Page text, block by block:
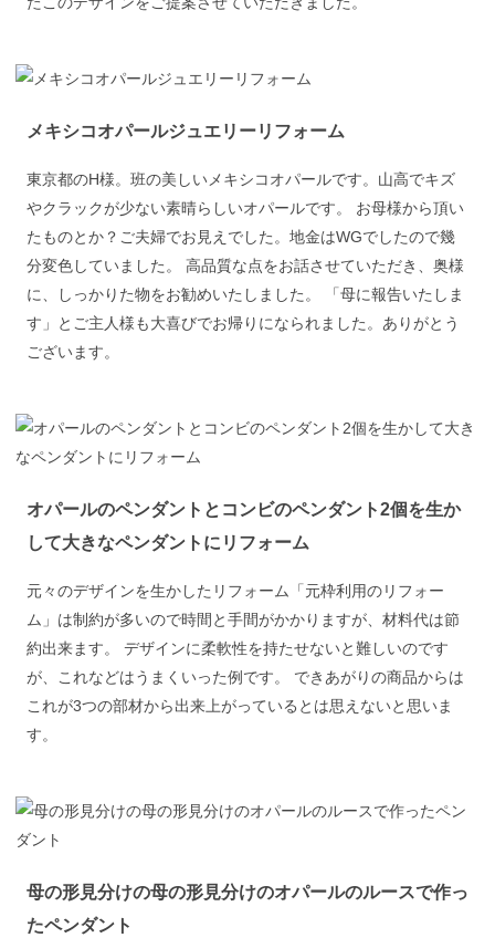
メキシコオパールジュエリーリフォーム
東京都のH様。班の美しいメキシコオパールです。山高でキズ
やクラックが少ない素晴らしいオパールです。 お母様から頂い
たものとか？ご夫婦でお見えでした。地金はWGでしたので幾
分変色していました。 高品質な点をお話させていただき、奥様
に、しっかりた物をお勧めいたしました。 「母に報告いたしま
す」とご主人様も大喜びでお帰りになられました。ありがとう
ございます。
オパールのペンダントとコンビのペンダント2個を生か
して大きなペンダントにリフォーム
元々のデザインを生かしたリフォーム「元枠利用のリフォー
ム」は制約が多いので時間と手間がかかりますが、材料代は節
約出来ます。 デザインに柔軟性を持たせないと難しいのです
が、これなどはうまくいった例です。 できあがりの商品からは
これが3つの部材から出来上がっているとは思えないと思いま
す。
母の形見分けの母の形見分けのオパールのルースで作っ
たペンダント